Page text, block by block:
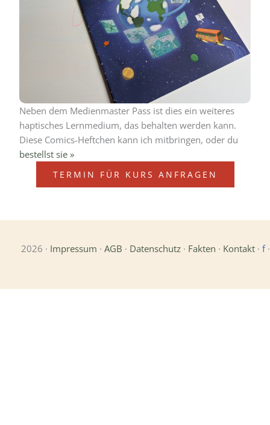
Neben dem Medienmaster Pass ist dies ein weiteres
haptisches Lernmedium, das behalten werden kann.
Diese Comics-Heftchen kann ich mitbringen, oder du
bestellst sie »
TERMIN FÜR KURS ANFRAGEN
2026 · Impressum · AGB · Datenschutz · Fakten · Kontakt · f